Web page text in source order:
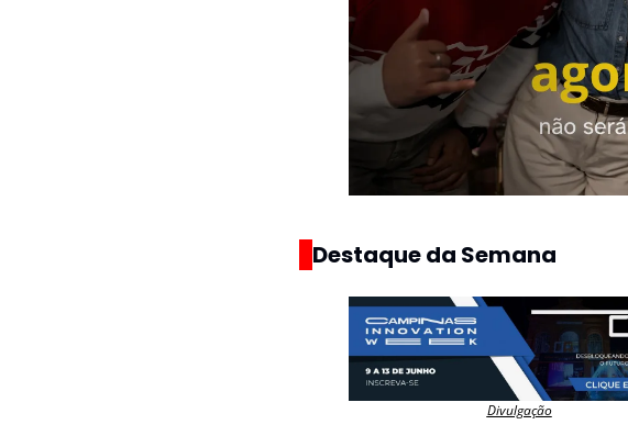
Destaque da Semana
Divulgação